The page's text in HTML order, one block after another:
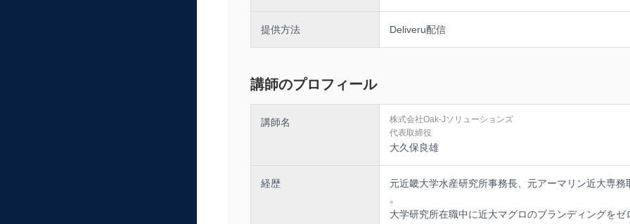
提供方法 Deliveru配信
講師のプロフィール
講師名
株式会社Oak-Jソリューションズ
代表取締役
大久保良雄
経歴
元近畿大学水産研究所事務長、元アーマリン近大専務
。
大学研究所在職中に近大マグロのブランディングをゼ